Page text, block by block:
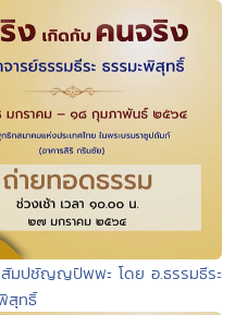
สัมปชัญญปัพพะ โดย อ.ธรรมธีระ
สุทธิ์